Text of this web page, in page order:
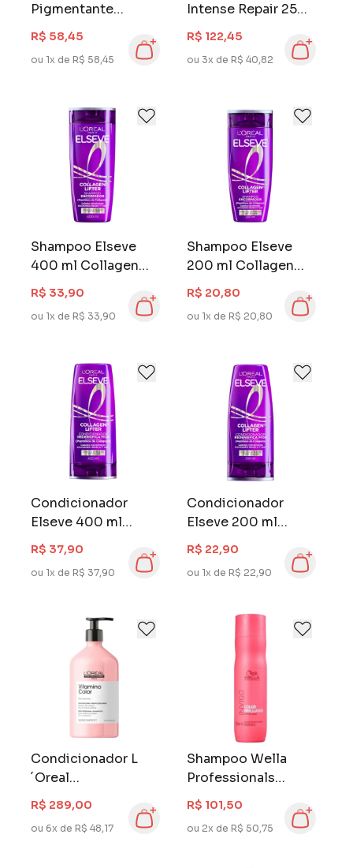
Pigmentante
Kamaleão 100 ml
Cachorro Caramelo
R$ 58,45
ou 1x de R$ 58,45
Intense Repair 250
ml
R$ 122,45
ou 3x de R$ 40,82
Shampoo Elseve
400 ml Collagen
Lifter
R$ 33,90
ou 1x de R$ 33,90
Shampoo Elseve
200 ml Collagen
Lifter
R$ 20,80
ou 1x de R$ 20,80
Condicionador
Elseve 400 ml
Collagen Lifter
R$ 37,90
ou 1x de R$ 37,90
Condicionador
Elseve 200 ml
Collagen Lifter
R$ 22,90
ou 1x de R$ 22,90
Condicionador L
´Oreal
Professionnel Serie
Expert 750 ml
Vitamino Color
R$ 289,00
ou 6x de R$ 48,17
Shampoo Wella
Professionals
Invigo 250 ml Color
Brilliance
R$ 101,50
ou 2x de R$ 50,75